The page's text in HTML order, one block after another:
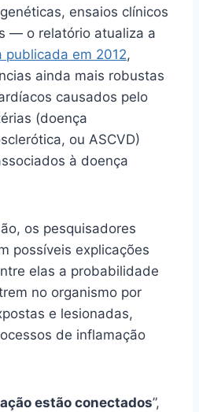
ensaios clínicos
— o relatório atualiza a
publicada em 2012,
ainda mais robustas
causados pelo
(doença
ou ASCVD)
à doença
os pesquisadores
possíveis explicações
elas a probabilidade
no organismo por
e lesionadas,
de inflamação
estão conectados”,